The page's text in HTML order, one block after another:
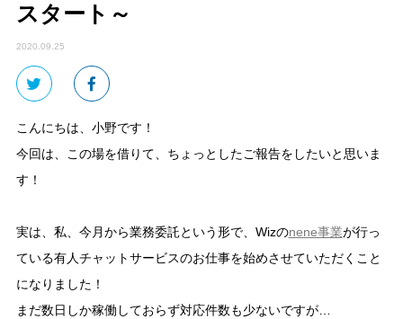
スタート～
2020.09.25
こんにちは、小野です！
今回は、この場を借りて、ちょっとしたご報告をしたいと思いま
す！
実は、私、今月から業務委託という形で、Wizのnene事業が行っ
ている有人チャットサービスのお仕事を始めさせていただくこと
になりました！
まだ数日しか稼働しておらず対応件数も少ないですが…